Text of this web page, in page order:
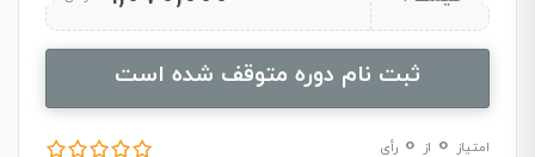
ثبت نام دوره متوقف شده است
امتیاز 0 از 0 رأی